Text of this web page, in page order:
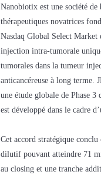
Nanobiotix est une société de
thérapeutiques novatrices
Nasdaq Global Select
injection intra-tumorale
tumorales dans la tumeur
anticancéreuse à long terme.
une étude globale de Phase
est développé dans le cadre
Cet accord stratégique
dilutif pouvant atteindre 71
au closing et une tranche